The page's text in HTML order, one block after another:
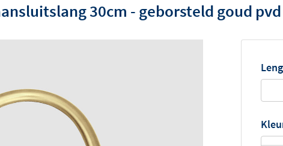
30cm - geborsteld goud pvd